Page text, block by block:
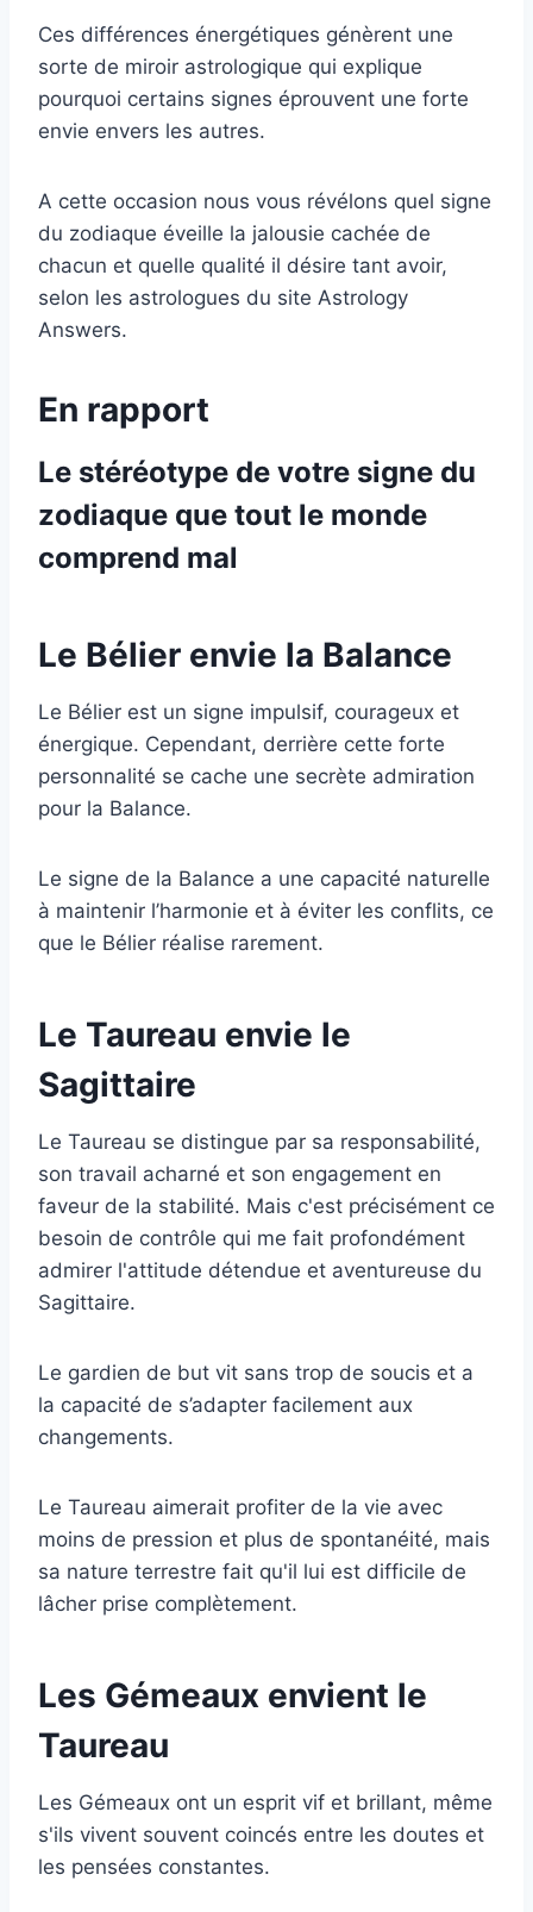
Ces différences énergétiques génèrent une
sorte de miroir astrologique qui explique
pourquoi certains signes éprouvent une forte
envie envers les autres.
A cette occasion nous vous révélons quel signe
du zodiaque éveille la jalousie cachée de
chacun et quelle qualité il désire tant avoir,
selon les astrologues du site Astrology
Answers.
En rapport
Le stéréotype de votre signe du
zodiaque que tout le monde
comprend mal
Le Bélier envie la Balance
Le Bélier est un signe impulsif, courageux et
énergique. Cependant, derrière cette forte
personnalité se cache une secrète admiration
pour la Balance.
Le signe de la Balance a une capacité naturelle
à maintenir l’harmonie et à éviter les conflits, ce
que le Bélier réalise rarement.
Le Taureau envie le
Sagittaire
Le Taureau se distingue par sa responsabilité,
son travail acharné et son engagement en
faveur de la stabilité. Mais c'est précisément ce
besoin de contrôle qui me fait profondément
admirer l'attitude détendue et aventureuse du
Sagittaire.
Le gardien de but vit sans trop de soucis et a
la capacité de s’adapter facilement aux
changements.
Le Taureau aimerait profiter de la vie avec
moins de pression et plus de spontanéité, mais
sa nature terrestre fait qu'il lui est difficile de
lâcher prise complètement.
Les Gémeaux envient le
Taureau
Les Gémeaux ont un esprit vif et brillant, même
s'ils vivent souvent coincés entre les doutes et
les pensées constantes.